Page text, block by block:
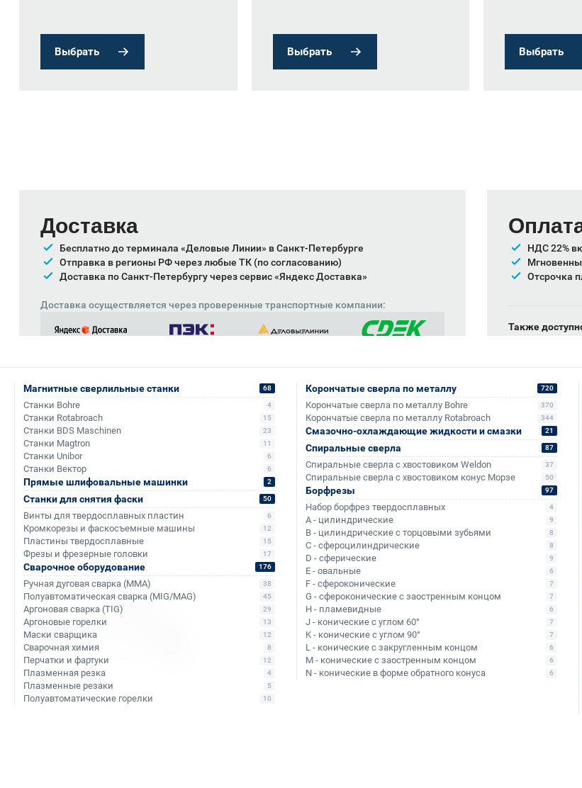
Выбрать Выбрать Выбрать
Доставка
Бесплатно до терминала «Деловые Линии» в Санкт-Петербурге
Отправка в регионы РФ через любые ТК (по согласованию)
Доставка по Санкт-Петербургу через сервис «Яндекс Доставка»
Доставка осуществляется через проверенные транспортные компании:
НДС 22%
Отсрочка
Также
Аналоги и похожие товары
Хит продаж
Магнитные сверлильные станки 68
Станки Bohre 4
Станки Rotabroach 15
Станки BDS Maschinen 23
Станки Magtron 11
Станки Unibor 6
Станки Вектор 6
Прямые шлифовальные машинки 2
Станки для снятия фаски 50
Винты для твердосплавных пластин 6
Кромкорезы и фаскосъемные машины 12
Пластины твердосплавные 15
Фрезы и фрезерные головки 17
Сварочное оборудование 176
Ручная дуговая сварка (MMA) 38
Полуавтоматическая сварка (MIG/MAG) 45
Аргоновая сварка (TIG) 29
Аргоновые горелки 13
Маски сварщика 12
Сварочная химия 8
Перчатки и фартуки 12
Плазменная резка 4
Плазменные резаки 5
Полуавтоматические горелки 10
Корончатые сверла по металлу 720
Корончатые сверла по металлу Bohre 370
Корончатые сверла по металлу Rotabroach 344
Смазочно-охлаждающие жидкости и смазки 21
Спиральные сверла 87
Спиральные сверла с хвостовиком Weldon 37
Спиральные сверла с хвостовиком конус Морзе 50
Борфрезы 97
Набор борфрез твердосплавных 4
A - цилиндрические 9
B - цилиндрические с торцовыми зубьями 8
C - сфероцилиндрические 8
D - сферические 9
E - овальные 6
F - сфероконические 7
G - сфероконические с заостренным концом 7
H - пламевидные 6
J - конические с углом 60° 7
K - конические с углом 90° 7
L - конические с закругленным концом 6
M - конические с заостренным концом 6
N - конические в форме обратного конуса 6